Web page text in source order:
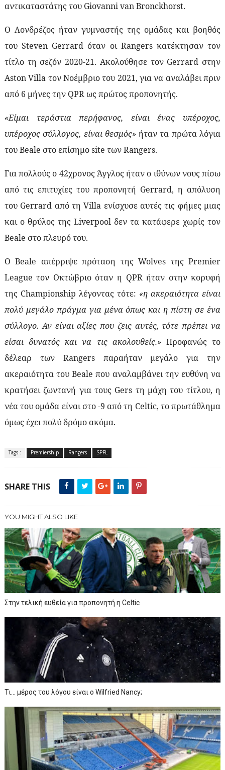
αντικαταστάτης του GiovannivanBronckhorst.
Ο Λονδρέζος ήταν γυμναστής της ομάδας και βοηθός
τουSteven Gerrard όταν οι Rangers κατέκτησαν τον
τίτλο τη σεζόν 2020-21. Aκολούθησε τον Gerrard στην
AstonVilla τον Νοέμβριο του 2021, για να αναλάβει πριν
από 6 μήνες την QPRως πρώτος προπονητής.
«Είμαι τεράστια περήφανος, είναι ένας υπέροχος,
υπέροχος σύλλογος, είναι θεσμός»ήταν τα πρώτα λόγια
τουBeale στο επίσημοsite τωνRangers.
Για πολλούς ο 42χρονος Άγγλος ήταν ο ιθύνων νους πίσω
από τις επιτυχίες του προπονητή Gerrard, η απόλυση
του Gerrard από τηVilla ενίσχυσε αυτές τις φήμες μιας
και ο θρύλος της Liverpool δεν τα κατάφερε χωρίς τον
Beale στο πλευρό του.
ΟBeale απέρριψε πρόταση τηςWolves τηςPremier
League τον Οκτώβριο όταν η QPR ήταν στην κορυφή
της Championship λέγοντας τότε: «η ακεραιότητα είναι
πολύ μεγάλο πράγμα για μένα όπως και η πίστη σε ένα
σύλλογο. Αν είναι αξίες που ζεις αυτές, τότε πρέπει να
είσαι δυνατός και να τις ακολουθείς.» Προφανώς το
δέλεαρ των Rangersπαραήταν μεγάλο για την
ακεραιότητα τουBeale που αναλαμβάνει την ευθύνη να
κρατήσει ζωντανή για τους Gers τη μάχη του τίτλου, η
νέα του ομάδα είναι στο -9 από τη Celtic, το πρωτάθλημα
όμως έχει πολύ δρόμο ακόμα.
Tags : Premiership Rangers SPFL
SHARE THIS
YOU MIGHT ALSO LIKE
Στην τελική ευθεία για προπονητή η Celtic
Τι… μέρος του λόγου είναι ο Wilfried Nancy;